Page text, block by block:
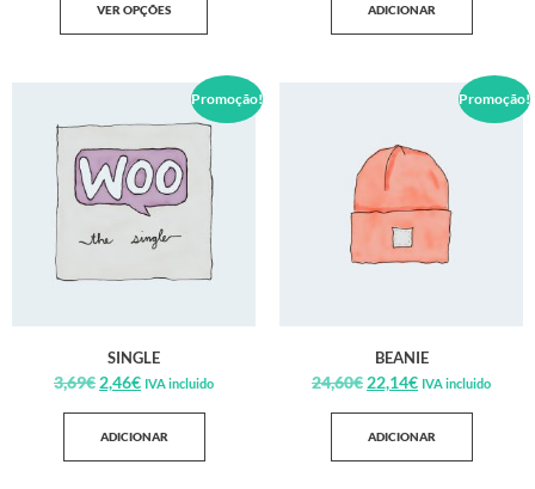
VER OPÇÕES ADICIONAR
Promoção!
SINGLE
3,69€ 2,46€ IVA incluido
ADICIONAR
Promoção!
BEANIE
24,60€ 22,14€ IVA incluido
ADICIONAR